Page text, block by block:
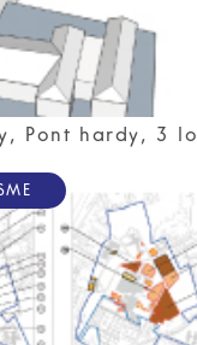
Pont hardy, 3